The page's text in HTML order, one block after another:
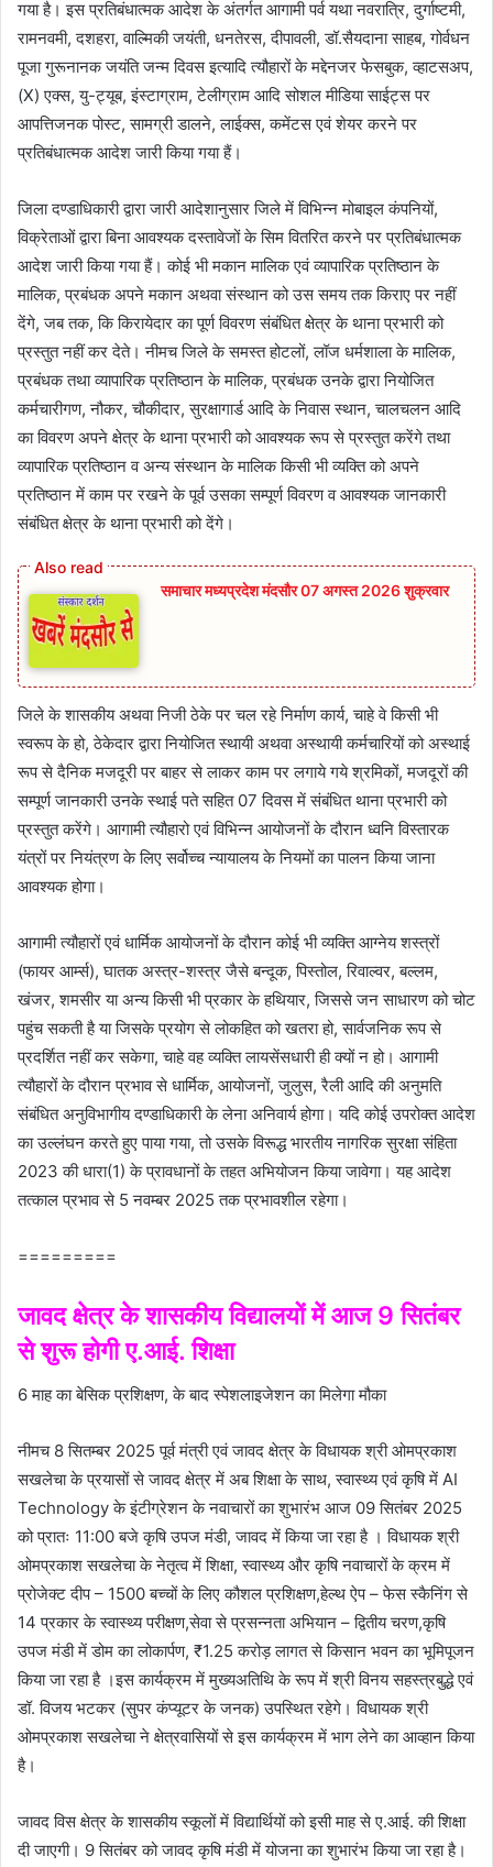
गया है। इस प्रतिबंधात्‍मक आदेश के अंतर्गत आगामी पर्व यथा नवरात्रि, दुर्गाष्टमी,
रामनवमी, दशहरा, वाल्मिकी जयंती, धनतेरस, दीपावली, डॉ.सैयदाना साहब, गोर्वधन
पूजा गुरूनानक जयंति जन्‍म दिवस इत्यादि त्यौहारों के मद्देनजर फेसबुक, व्‍हाटसअप,
(X) एक्‍स, यु-ट्यूब, इंस्‍टाग्राम, टेलीग्राम आदि सोशल मीडिया साईट्स पर
आपत्तिजनक पोस्‍ट, सामग्री डालने, लाईक्‍स, कमेंटस एवं शेयर करने पर
प्रतिबंधात्‍मक आदेश जारी किया गया हैं।
जिला दण्‍डाधिकारी द्वारा जारी आदेशानुसार जिले में विभिन्न मोबाइल कंपनियों,
विक्रेताओं द्वारा बिना आवश्यक दस्तावेजों के सिम वितरित करने पर प्रतिबंधात्‍मक
आदेश जारी किया गया हैं। कोई भी मकान मालिक एवं व्यापारिक प्रतिष्ठान के
मालिक, प्रबंधक अपने मकान अथवा संस्थान को उस समय तक किराए पर नहीं
देंगे, जब तक, कि किरायेदार का पूर्ण विवरण संबंधित क्षेत्र के थाना प्रभारी को
प्रस्तुत नहीं कर देते। नीमच जिले के समस्त होटलों, लॉज धर्मशाला के मालिक,
प्रबंधक तथा व्यापारिक प्रतिष्ठान के मालिक, प्रबंधक उनके द्वारा नियोजित
कर्मचारीगण, नौकर, चौकीदार, सुरक्षागार्ड आदि के निवास स्थान, चालचलन आदि
का विवरण अपने क्षेत्र के थाना प्रभारी को आवश्यक रूप से प्रस्तुत करेंगे तथा
व्यापारिक प्रतिष्ठान व अन्य संस्थान के मालिक किसी भी व्यक्ति को अपने
प्रतिष्ठान में काम पर रखने के पूर्व उसका सम्पूर्ण विवरण व आवश्यक जानकारी
संबंधित क्षेत्र के थाना प्रभारी को देंगे।
समाचार मध्यप्रदेश मंदसौर 07 अगस्त 2026 शुक्रवार
जिले के शासकीय अथवा निजी ठेके पर चल रहे निर्माण कार्य, चाहे वे किसी भी
स्वरूप के हो, ठेकेदार द्वारा नियोजित स्थायी अथवा अस्थायी कर्मचारियों को अस्थाई
रूप से दैनिक मजदूरी पर बाहर से लाकर काम पर लगाये गये श्रमिकों, मजदूरों की
सम्पूर्ण जानकारी उनके स्थाई पते सहित 07 दिवस में संबंधित थाना प्रभारी को
प्रस्तुत करेंगे। आगामी त्यौहारो एवं विभिन्न आयोजनों के दौरान ध्वनि विस्तारक
यंत्रों पर नियंत्रण के लिए सर्वोच्च न्यायालय के नियमों का पालन किया जाना
आवश्यक होगा।
आगामी त्यौहारों एवं धार्मिक आयोजनों के दौरान कोई भी व्यक्ति आग्नेय शस्त्रों
(फायर आर्म्‍स), घातक अस्त्र-शस्त्र जैसे बन्दूक, पिस्तोल, रिवाल्वर, बल्‍लम,
खंजर, शमसीर या अन्य किसी भी प्रकार के हथियार, जिससे जन साधारण को चोट
पहुंच सकती है या जिसके प्रयोग से लोकहित को खतरा हो, सार्वजनिक रूप से
प्रदर्शित नहीं कर सकेगा, चाहे वह व्यक्ति लायसेंसधारी ही क्यों न हो। आगामी
त्‍यौहारों के दौरान प्रभाव से धार्मिक, आयोजनों, जुलुस, रैली आदि की अनुमति
संबंधित अनुविभागीय दण्‍डाधिकारी के लेना अनिवार्य होगा। यदि कोई उपरोक्‍त आदेश
का उल्‍लंघन करते हुए पाया गया, तो उसके विरूद्ध भारतीय नागरिक सुरक्षा संहिता
2023 की धारा(1) के प्रावधानों के तहत अभियोजन किया जावेगा। यह आदेश
तत्काल प्रभाव से 5 नवम्‍बर 2025 तक प्रभावशील रहेगा।
=========
जावद क्षेत्र के शासकीय विद्यालयों में आज 9 सितंबर
से शुरू होगी ए.आई. शिक्षा
6 माह का बेसिक प्रशिक्षण, के बाद स्पेशलाइजेशन का मिलेगा मौका
नीमच 8 सितम्‍बर 2025 पूर्व मंत्री एवं जावद क्षेत्र के विधायक श्री ओमप्रकाश
सखलेचा के प्रयासों से जावद क्षेत्र में अब शिक्षा के साथ, स्वास्थ्य एवं कृषि में AI
Technology के इंटीग्रेशन के नवाचारों का शुभारंभ आज 09 सितंबर 2025
को प्रातः 11:00 बजे कृषि उपज मंडी, जावद में किया जा रहा है । विधायक श्री
ओमप्रकाश सखलेचा के नेतृत्व में शिक्षा, स्वास्थ्य और कृषि नवाचारों के क्रम में
प्रोजेक्ट दीप – 1500 बच्चों के लिए कौशल प्रशिक्षण,हेल्थ ऐप – फेस स्कैनिंग से
14 प्रकार के स्वास्थ्य परीक्षण,सेवा से प्रसन्नता अभियान – द्वितीय चरण,कृषि
उपज मंडी में डोम का लोकार्पण, ₹1.25 करोड़ लागत से किसान भवन का भूमिपूजन
किया जा रहा है ।इस कार्यक्रम में मुख्‍यअतिथि के रूप में श्री विनय सहस्त्रबुद्धे एवं
डॉ. विजय भटकर (सुपर कंप्यूटर के जनक) उपस्थित रहेगे। विधायक श्री
ओमप्रकाश सखलेचा ने क्षेत्रवासियों से इस कार्यक्रम में भाग लेने का आव्‍हान किया
है।
जावद विस क्षेत्र के शासकीय स्कूलों में विद्यार्थियों को इसी माह से ए.आई. की शिक्षा
दी जाएगी। 9 सितंबर को जावद कृषि मंडी में योजना का शुभारंभ किया जा रहा है।